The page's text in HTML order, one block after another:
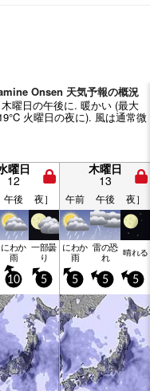
Onsen 天気予報の概況
曜日の午後に. 暖かい (最大
火曜日の夜に). 風は通常微
曜日
12
木曜日
13
午後 夜］ 午前 午後 夜］
にわか
雨
一部曇
り
にわか
雨
雷の恐
れ 晴れる
10 5 5 5 5